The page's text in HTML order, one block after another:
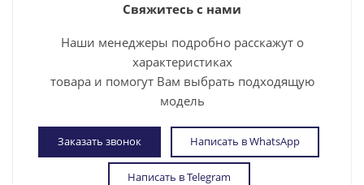
Свяжитесь с нами
Наши менеджеры подробно расскажут о
характеристиках
товара и помогут Вам выбрать подходящую
модель
Заказать звонок Написать в WhatsApp
Написать в Telegram